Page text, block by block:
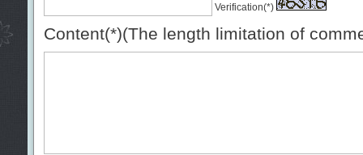
Verification(*)
Content(*)(The length limitation of